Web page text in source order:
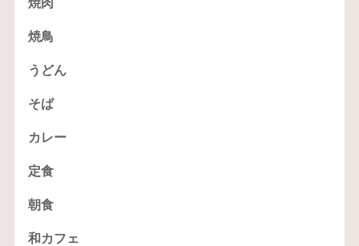
焼肉
焼鳥
うどん
そば
カレー
定食
朝食
和カフェ